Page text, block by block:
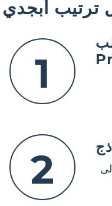
ترتيب أبجدي
1
2